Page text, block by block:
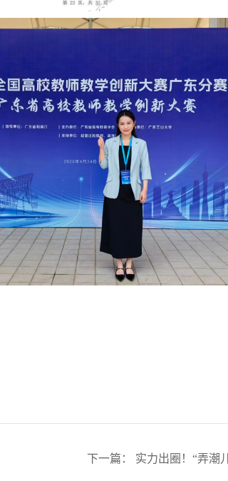
下一篇 ： 实力出圈！“弄潮